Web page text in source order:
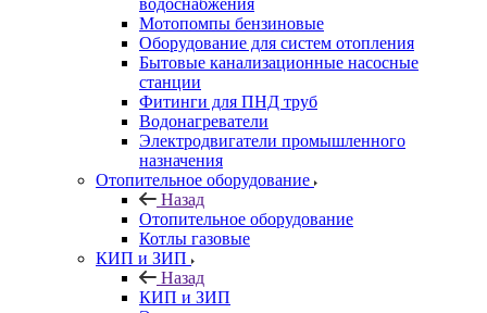
водоснабжения
Мотопомпы бензиновые
Оборудование для систем отопления
Бытовые канализационные насосные
станции
Фитинги для ПНД труб
Водонагреватели
Электродвигатели промышленного
назначения
Отопительное оборудование
Назад
Отопительное оборудование
Котлы газовые
КИП и ЗИП
Назад
КИП и ЗИП